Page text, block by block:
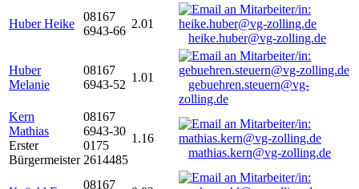
Huber Heike
08167
6943-66
2.01
heike.huber@vg-zolling.de
Huber
Melanie
08167
6943-52
1.01
gebuehren.steuern@vg-
zolling.de
Kern
Mathias
Erster
Bürgermeister
08167
6943-30
0175
2614485
1.16
mathias.kern@vg-zolling.de
08167